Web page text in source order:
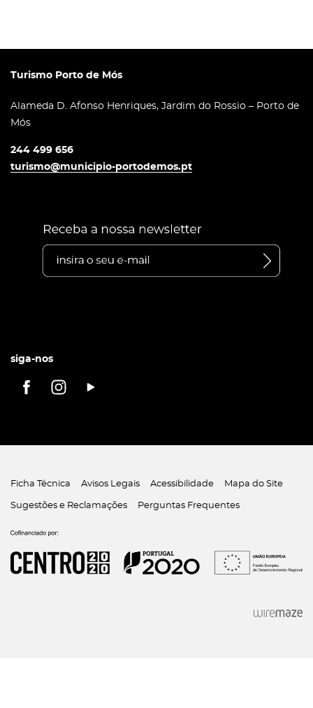
Turismo Porto de Mós
Alameda D. Afonso Henriques, Jardim do Rossio – Porto de
Mós
244 499 656
turismo@municipio-portodemos.pt
siga-nos
Ficha Técnica Avisos Legais Acessibilidade Mapa do Site
Sugestões e Reclamações Perguntas Frequentes